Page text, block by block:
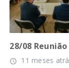
28/08
access_time 11 meses